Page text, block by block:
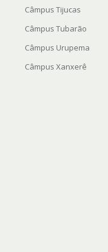
Câmpus Tijucas
Câmpus Tubarão
Câmpus Urupema
Câmpus Xanxerê